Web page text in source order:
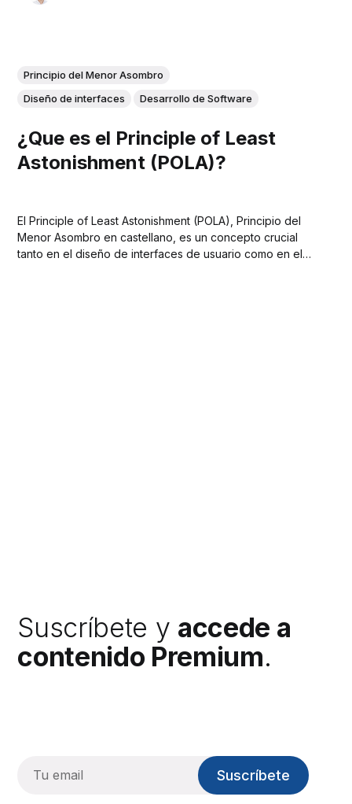
Principio del Menor Asombro
Diseño de interfaces
Desarrollo de Software
¿Que es el Principle of Least
Astonishment (POLA)?
El Principle of Least Astonishment (POLA), Principio del
Menor Asombro en castellano, es un concepto crucial
tanto en el diseño de interfaces de usuario como en el
Suscríbete y accede a
contenido Premium.
Suscríbete